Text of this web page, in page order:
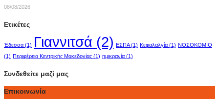
08/08/2026
Ετικέτες
Έδεσσα (1) Γιαννιτσά (2) ΕΣΠΑ(1) Κεφαλαλγία (1) ΝΟΣΟΚΟΜΙΟ
(1) Περιφέρεια Κεντρικής Μακεδονίας (1) ημικρανία (1)
Συνδεθείτε μαζί μας
Επικοινωνία